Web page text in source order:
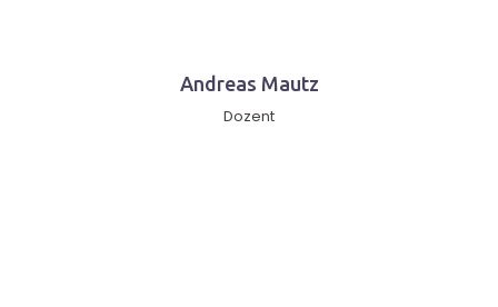
Andreas Mautz
Dozent